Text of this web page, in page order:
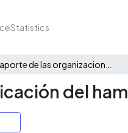
Statistics
del